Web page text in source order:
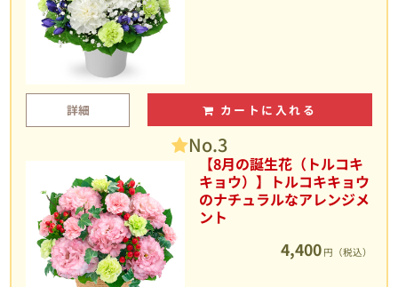
詳細 カートに入れる
No.3
【8月の誕生花（トルコキ
キョウ）】トルコキキョウ
のナチュラルなアレンジメ
ント
4,400 円（税込）